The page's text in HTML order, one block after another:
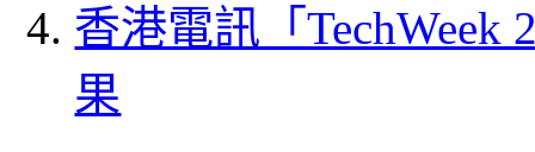
香港電訊「
果